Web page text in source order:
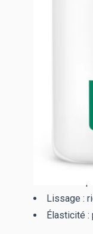
Parfum
Complexe
*Résultats
Lissage :
Élasticité :